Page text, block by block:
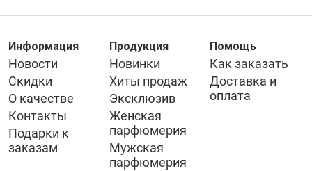
Информация
Новости
Скидки
О качестве
Контакты
Подарки к
заказам
Продукция
Новинки
Хиты продаж
Эксклюзив
Женская
парфюмерия
Мужская
парфюмерия
Помощь
Как заказать
Доставка и
оплата